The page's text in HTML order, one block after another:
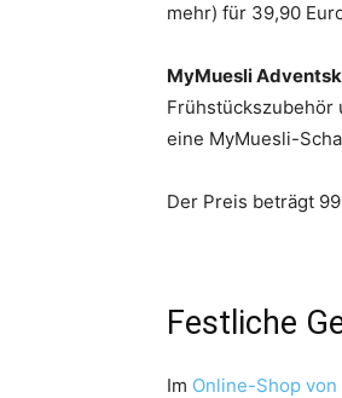
mehr) für 39,90
MyMuesli
Frühstückszubehör
eine MyMuesli-
Der Preis beträgt
Festliche
Im Online-Shop